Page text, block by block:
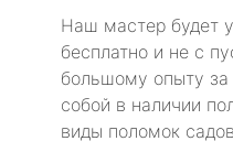
Наш мастер будет
бесплатно и не с
большому опыту за
собой в наличии
виды поломок